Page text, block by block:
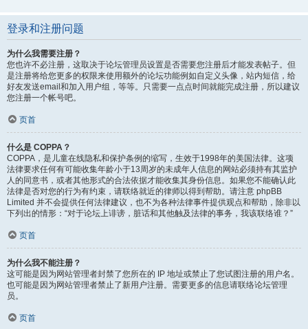
登录和注册问题
为什么我需要注册？
您也许不必注册，这取决于论坛管理员设置是否需要您注册后才能发表帖子。但
是注册将给您更多的权限来使用额外的论坛功能例如自定义头像，站内短信，给
好友发送email和加入用户组，等等。只需要一点点时间就能完成注册，所以建议
您注册一个帐号吧。
页首
什么是 COPPA？
COPPA，是儿童在线隐私和保护条例的缩写，生效于1998年的美国法律。这项
法律要求任何有可能收集年龄小于13周岁的未成年人信息的网站必须持有其监护
人的同意书，或者其他形式的合法依据才能收集其身份信息。如果您不能确认此
法律是否对您的行为有约束，请联络就近的律师以得到帮助。请注意 phpBB
Limited 并不会提供任何法律建议，也不为各种法律事件提供观点和帮助，除非以
下列出的情形：“对于论坛上诽谤，脏话和其他触及法律的事务，我该联络谁？”
页首
为什么我不能注册？
这可能是因为网站管理者封禁了您所在的 IP 地址或禁止了您试图注册的用户名。
也可能是因为网站管理者禁止了新用户注册。需要更多的信息请联络论坛管理
员。
页首